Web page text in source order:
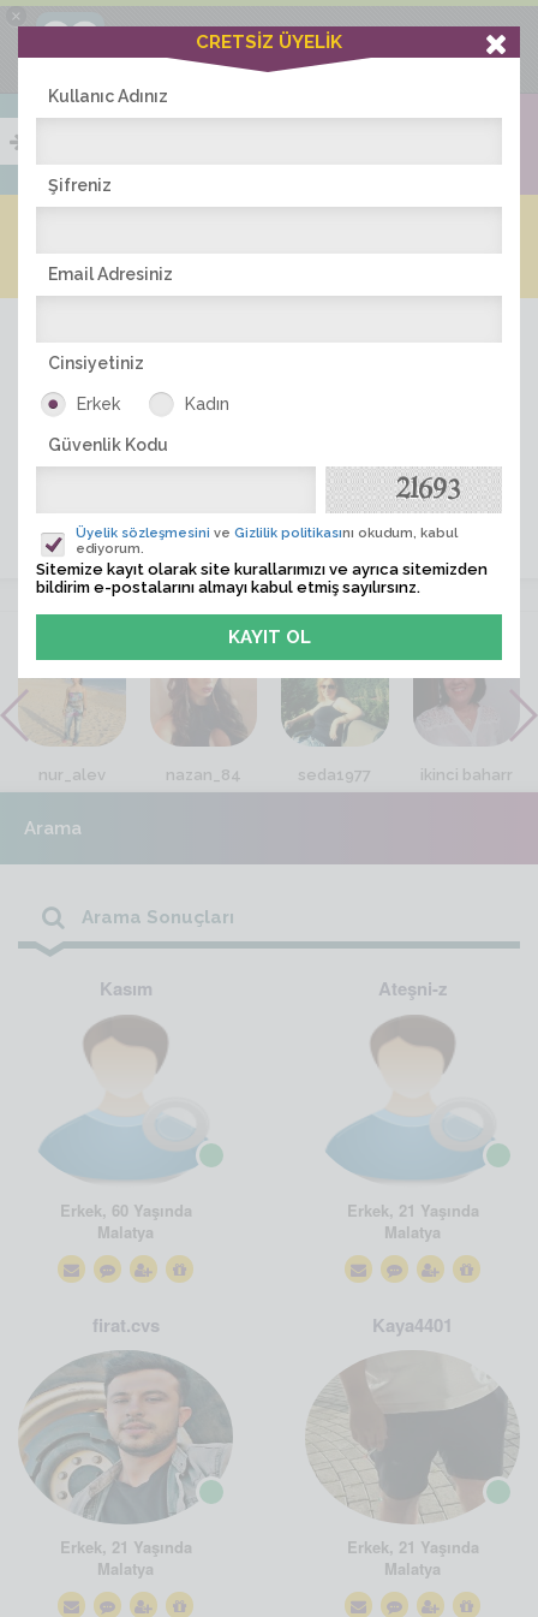
×
Ciddiask Uygulaması
+1 Hafta Gold Üyelik Kazan
Bedava - com.ciddi.ask
İNDİR
ÜYE ARA
VİTRİN
nur_alev nazan_84 seda1977 ikinci baharr
Arama
Arama Sonuçları
Kasım
Erkek, 60 Yaşında
Malatya
Ateşni-z
Erkek, 21 Yaşında
Malatya
firat.cvs
Erkek, 21 Yaşında
Malatya
Kaya4401
Erkek, 21 Yaşında
Malatya
CRETSİZ ÜYELİK
Kullanıc Adınız
Şifreniz
Email Adresiniz
Cinsiyetiniz
Erkek Kadın
Güvenlik Kodu
Üyelik sözleşmesini ve Gizlilik politikasını okudum, kabul
ediyorum.
Sitemize kayıt olarak site kurallarımızı ve ayrıca sitemizden
bildirim e-postalarını almayı kabul etmiş sayılırsınz.